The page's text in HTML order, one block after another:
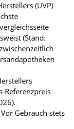
(UVP)
(Stand:
Referenzpreis
Gebrauch stets